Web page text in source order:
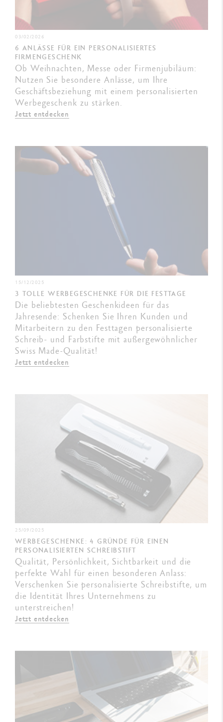
03/02/2026
6 ANLÄSSE FÜR EIN PERSONALISIERTES
FIRMENGESCHENK
Ob Weihnachten, Messe oder Firmenjubiläum:
Nutzen Sie besondere Anlässe, um Ihre
Geschäftsbeziehung mit einem personalisierten
Werbegeschenk zu stärken.
Jetzt entdecken
15/12/2025
3 TOLLE WERBEGESCHENKE FÜR DIE FESTTAGE
Die beliebtesten Geschenkideen für das
Jahresende: Schenken Sie Ihren Kunden und
Mitarbeitern zu den Festtagen personalisierte
Schreib- und Farbstifte mit außergewöhnlicher
Swiss Made-Qualität!
Jetzt entdecken
25/09/2025
WERBEGESCHENKE: 4 GRÜNDE FÜR EINEN
PERSONALISIERTEN SCHREIBSTIFT
Qualität, Persönlichkeit, Sichtbarkeit und die
perfekte Wahl für einen besonderen Anlass:
Verschenken Sie personalisierte Schreibstifte, um
die Identität Ihres Unternehmens zu
unterstreichen!
Jetzt entdecken